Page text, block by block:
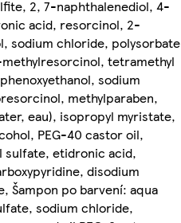
2, 7-naphthalenediol, 4-
acid, resorcinol, 2-
chloride, polysorbate
tetramethyl
sodium
methylparaben,
eau), isopropyl myristate,
PEG-40 castor oil,
etidronic acid,
disodium
Šampon po barvení: aqua
sodium chloride,